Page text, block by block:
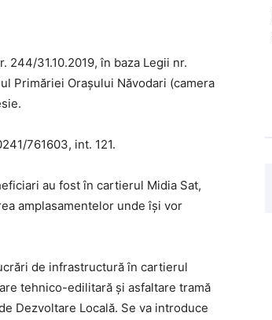
31.10.2019, în baza Legii nr.
Primăriei Orașului Năvodari (camera
761603, int. 121.
au fost în cartierul Midia Sat,
amplasamentelor unde își vor
de infrastructură în cartierul
tehnico-edilitară și asfaltare tramă
Dezvoltare Locală. Se va introduce